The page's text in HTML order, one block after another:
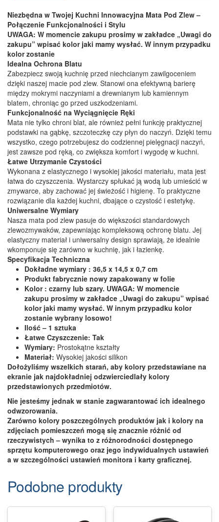
Niezbędna w Twojej Kuchni Innowacyjna Mata Pod Zlew –
Połączenie Funkcjonalności i Stylu
UWAGA: W momencie zakupu prosimy w zakładce „Uwagi do
zakupu” wpisać kolor jaki mamy wysłać. W innym przypadku
kolor zostanie
Idealna Ochrona Blatu
Zabezpiecz swoją kuchnię przed niechcianym zawilgoceniem
dzięki naszej macie pod zlew. Stanowi ona efektywną barierę
między mokrymi naczyniami a drewnianym lub kamiennym
blatem, chroniąc go przed uszkodzeniami.
Funkcjonalność na Wyciągnięcie Ręki
Mata nie tylko chroni blat, ale również pełni funkcję praktycznej
podstawki na gąbkę, szczoteczkę czy płyn do naczyń. Dzięki temu
wszystko, czego potrzebujesz do codziennej pielęgnacji naczyń,
jest zawsze pod ręką, co zwiększa komfort i wygodę w kuchni.
Łatwe Utrzymanie Czystości
Wykonana z elastycznego i wysokiej jakości materiału, mata jest
łatwa do czyszczenia. Wystarczy spłukać ją wodą lub umieścić w
zmywarce, aby zachować jej świeżość i higienę. To praktyczne
rozwiązanie dla każdej kuchni, dbające o czystość i estetykę.
Uniwersalne Wymiary
Nasza mata pod zlew pasuje do większości standardowych
zlewozmywaków, zapewniając kompleksową ochronę blatu. Jej
elastyczny materiał i uniwersalny design sprawiają, że idealnie
wkomponuje się zarówno w kuchnię, jak i łazienkę.
Specyfikacja Techniczna
Dokładne wymiary : 36,5 x 14,5 x 0,7 cm
Produkt fabrycznie nowy zapakowany w folie
Kolor : czarny lub szary. UWAGA: W momencie
zakupu prosimy w zakładce „Uwagi do zakupu” wpisać
kolor jaki mamy wysłać. W innym przypadku kolor
zostanie wybrany losowo!
Ilość – 1 sztuka
Łatwe Czyszczenie: Tak
Wymiary: Prostokątne kształty
Materiał: Wysokiej jakości silikon
Dołożyliśmy wszelkich starań, aby kolory przedstawiane na
ekranie jak najdokładniej odzwierciedlały kolory
przedstawionych przedmiotów.
Nie jesteśmy jednak w stanie zagwarantować ich idealnego
odwzorowania.
Zarówno kolory poszczególnych produktów jak i kolory na
zdjęciach pomieszczeń mogą się znacznie różnić od
rzeczywistych – wynika to z różnorodności dostępnego
sprzętu komputerowego oraz jego indywidualnych ustawień
a w szczególności ustawień monitora i karty graficznej.
Podobne produkty